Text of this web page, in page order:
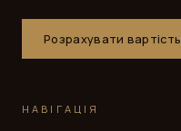
Розрахувати вартість
НАВІГАЦІЯ